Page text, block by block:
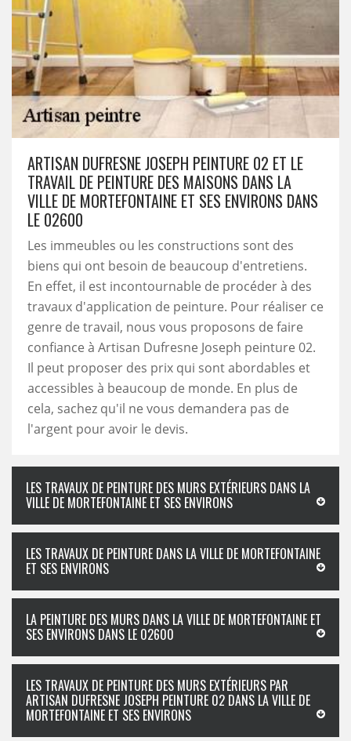
ARTISAN DUFRESNE JOSEPH PEINTURE 02 ET LE
TRAVAIL DE PEINTURE DES MAISONS DANS LA
VILLE DE MORTEFONTAINE ET SES ENVIRONS DANS
LE 02600
Les immeubles ou les constructions sont des
biens qui ont besoin de beaucoup d'entretiens.
En effet, il est incontournable de procéder à des
travaux d'application de peinture. Pour réaliser ce
genre de travail, nous vous proposons de faire
confiance à Artisan Dufresne Joseph peinture 02.
Il peut proposer des prix qui sont abordables et
accessibles à beaucoup de monde. En plus de
cela, sachez qu'il ne vous demandera pas de
l'argent pour avoir le devis.
LES TRAVAUX DE PEINTURE DES MURS EXTÉRIEURS DANS LA
VILLE DE MORTEFONTAINE ET SES ENVIRONS
LES TRAVAUX DE PEINTURE DANS LA VILLE DE MORTEFONTAINE
ET SES ENVIRONS
LA PEINTURE DES MURS DANS LA VILLE DE MORTEFONTAINE ET
SES ENVIRONS DANS LE 02600
LES TRAVAUX DE PEINTURE DES MURS EXTÉRIEURS PAR
ARTISAN DUFRESNE JOSEPH PEINTURE 02 DANS LA VILLE DE
MORTEFONTAINE ET SES ENVIRONS